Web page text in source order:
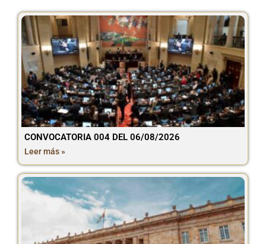
CONVOCATORIA 004 DEL 06/08/2026
Leer más »